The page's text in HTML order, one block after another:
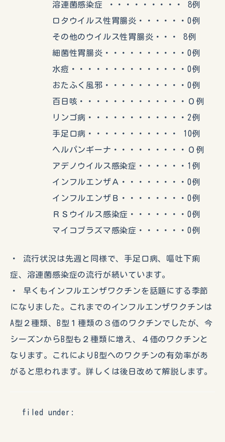
溶連菌感染症 ・・・・・・・・・ 8例
ロタウイルス性胃腸炎・・・・・・0例
その他のウイルス性胃腸炎・・・ 8例
細菌性胃腸炎・・・・・・・・・・0例
水痘・・・・・・・・・・・・・・0例
おたふく風邪・・・・・・・・・・0例
百日咳・・・・・・・・・・・・・０例
リンゴ病・・・・・・・・・・・・2例
手足口病・・・・・・・・・・・ 10例
ヘルパンギーナ・・・・・・・・・０例
アデノウイルス感染症・・・・・・1例
インフルエンザＡ・・・・・・・・0例
インフルエンザＢ・・・・・・・・0例
ＲＳウイルス感染症・・・・・・・0例
マイコプラズマ感染症・・・・・・0例
・ 流行状況は先週と同様で、手足口病、嘔吐下痢
症、溶連菌感染症の流行が続いています。
・ 早くもインフルエンザワクチンを話題にする季節
になりました。これまでのインフルエンザワクチンは
A型２種類、B型１種類の３価のワクチンでしたが、今
シーズンからB型も２種類に増え、４価のワクチンと
なります。これによりB型へのワクチンの有効率があ
がると思われます。詳しくは後日改めて解説します。
filed under: